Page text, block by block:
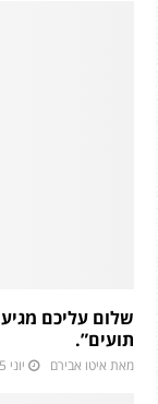
שלום עליכם
תועים”.
מאת איטו אבירם יוני 25, 2026